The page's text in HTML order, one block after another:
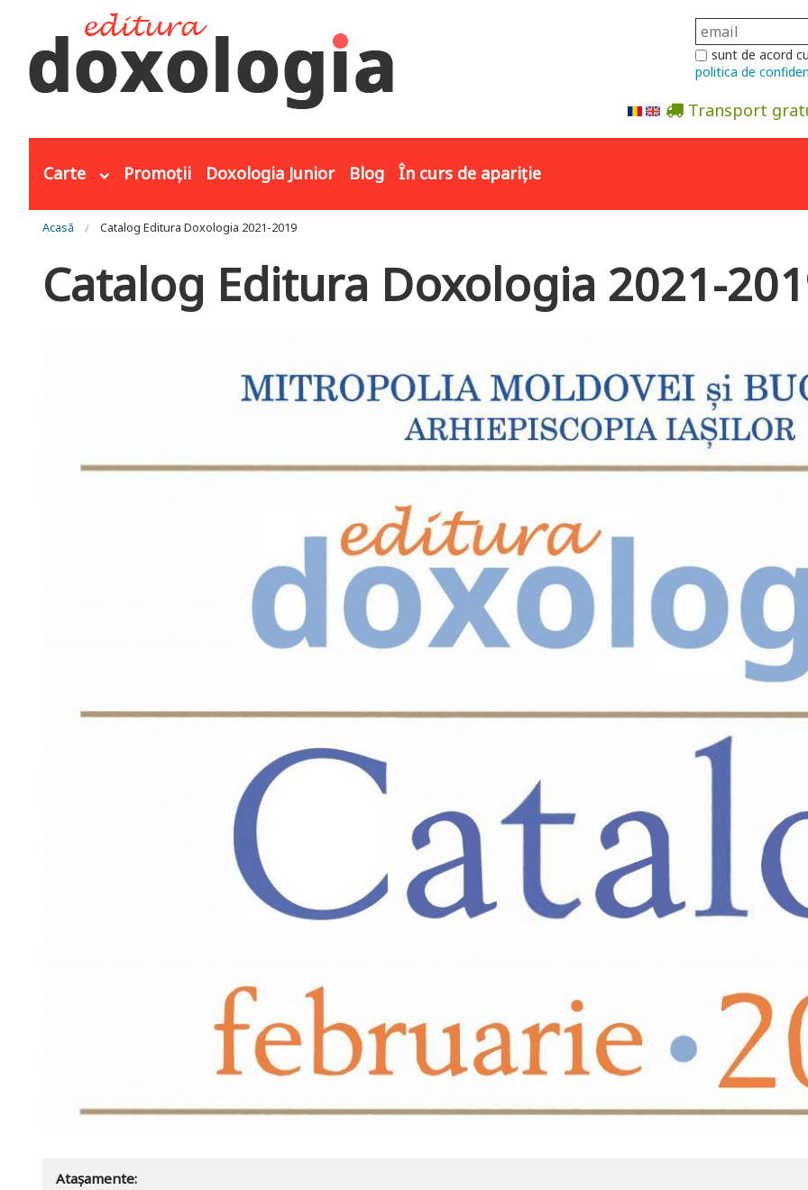
sunt de acord
politica de
Transport
Carte Promoții Doxologia Junior Blog În curs de apariție
Eşti aici
Acasă Catalog Editura Doxologia 2021-2019
Catalog Editura Doxologia 2021-
Atașamente: